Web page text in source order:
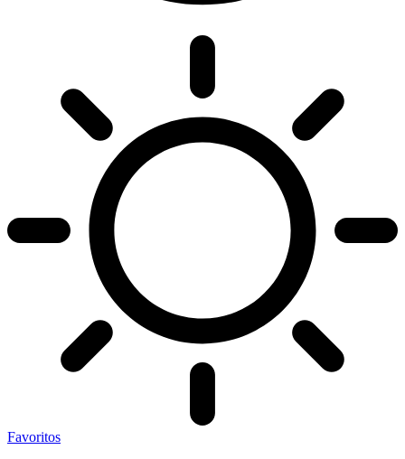
Favoritos